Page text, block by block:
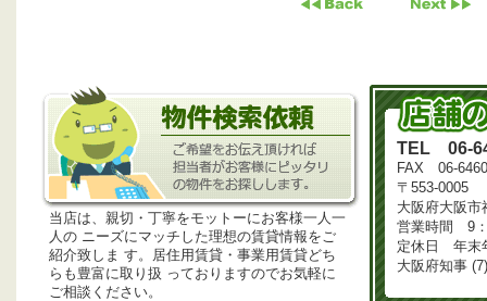
TEL 06-
FAX 06-
〒553-0005
大阪府大阪市
営業時間 9
定休日 年末
大阪府知事
当店は、親切・丁寧をモットーにお客様一人一
人の ニーズにマッチした理想の賃貸情報をご
紹介致しま す。居住用賃貸・事業用賃貸どち
らも豊富に取り扱 っておりますのでお気軽に
ご相談ください。